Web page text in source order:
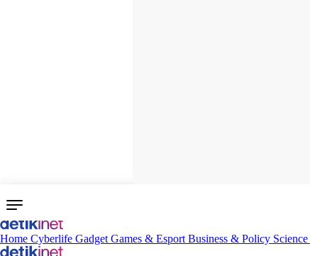
Home Cyberlife Gadget Games & Esport Business & Policy Science